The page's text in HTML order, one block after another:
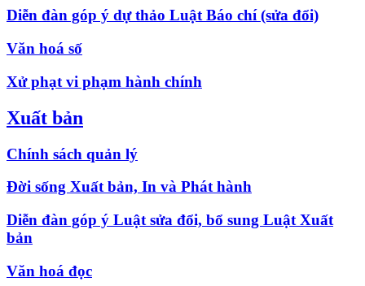
Diễn đàn góp ý dự thảo Luật Báo chí (sửa đổi)
Văn hoá số
Xử phạt vi phạm hành chính
Xuất bản
Chính sách quản lý
Đời sống Xuất bản, In và Phát hành
Diễn đàn góp ý Luật sửa đổi, bổ sung Luật Xuất
bản
Văn hoá đọc